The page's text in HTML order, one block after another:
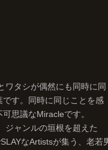
ワタシが偶然にも同時に同
す。同時に同じことを感
思議なMiracleです。
ジャンルの垣根を超えた
なArtistsが集う、老若